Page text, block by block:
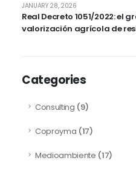
Real Decreto 1051/2022: el
valorización agrícola de
JANUARY 28, 2026
Categories
Consulting (9)
Coproyma (17)
Medioambiente (17)